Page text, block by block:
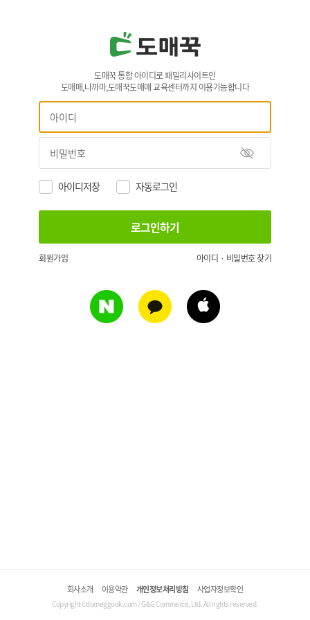
도매꾹 통합 아이디로 패밀리사이트인
도매매,나까마,도매꾹도매매 교육센터까지 이용가능합니다
아이디저장 자동로그인
회원가입 아이디 · 비밀번호 찾기
회사소개 이용약관 개인정보처리방침 사업자정보확인
Copyright©domeggook.com / G&G Commerce, Ltd. All rights reserved.